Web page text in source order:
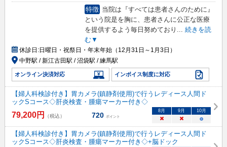
特徴 当院は『すべては患者さんのために』
という院是を胸に、患者さんに公正な医療
を提供するよう毎日努めており
続きを読
む▼
休診日:日曜日・祝祭日・年末年始（12月31日～1月3日）
中野駅 / 新江古田駅 / 沼袋駅 / 練馬駅
オンライン決済対応 インボイス制度に対応
【婦人科検診付き】胃カメラ(鎮静剤使用)で行うレディース人間ド
ックSコース◇肝炎検査・腫瘍マーカー付き◇
79,200円 （税込） 720 ポイント
8 月 9 月 10月
× × ○
【婦人科検診付き】胃カメラ(鎮静剤使用)で行うレディース人間ド
ックSコース◇肝炎検査・腫瘍マーカー付き◇+脳ドック